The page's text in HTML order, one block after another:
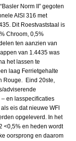
Norm II” gegoten
AISI 316 met
Dit Roestvaststaal is
Chroom, 0,5%
ten aanzien van
van 1.4435 was
het lassen te
laag Ferrietgehalte
Rouge. Eind 20ste,
adviserende
en lasspecificaties
eis dat nieuwe WFI
opgeleverd. In het
<0,5% en heden wordt
oorsprong en daarom